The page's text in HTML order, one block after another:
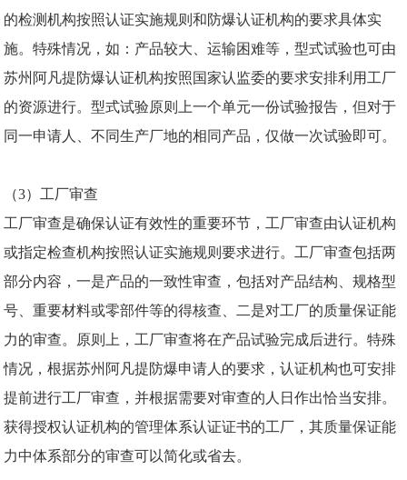
的检测机构按照认证实施规则和防爆认证机构的要求具体实
施。特殊情况，如：产品较大、运输困难等，型式试验也可由
苏州阿凡提防爆认证机构按照国家认监委的要求安排利用工厂
的资源进行。型式试验原则上一个单元一份试验报告，但对于
同一申请人、不同生产厂地的相同产品，仅做一次试验即可。
（3）工厂审查
工厂审查是确保认证有效性的重要环节，工厂审查由认证机构
或指定检查机构按照认证实施规则要求进行。工厂审查包括两
部分内容，一是产品的一致性审查，包括对产品结构、规格型
号、重要材料或零部件等的得核查、二是对工厂的质量保证能
力的审查。原则上，工厂审查将在产品试验完成后进行。特殊
情况，根据苏州阿凡提防爆申请人的要求，认证机构也可安排
提前进行工厂审查，并根据需要对审查的人日作出恰当安排。
获得授权认证机构的管理体系认证证书的工厂，其质量保证能
力中体系部分的审查可以简化或省去。